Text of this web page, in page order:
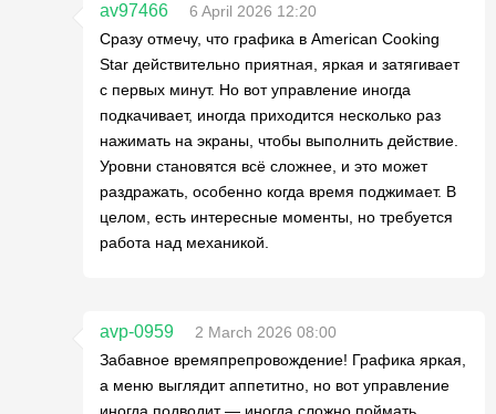
av97466
6 April 2026 12:20
Сразу отмечу, что графика в American Cooking
Star действительно приятная, яркая и затягивает
с первых минут. Но вот управление иногда
подкачивает, иногда приходится несколько раз
нажимать на экраны, чтобы выполнить действие.
Уровни становятся всё сложнее, и это может
раздражать, особенно когда время поджимает. В
целом, есть интересные моменты, но требуется
работа над механикой.
avp-0959
2 March 2026 08:00
Забавное времяпрепровождение! Графика яркая,
а меню выглядит аппетитно, но вот управление